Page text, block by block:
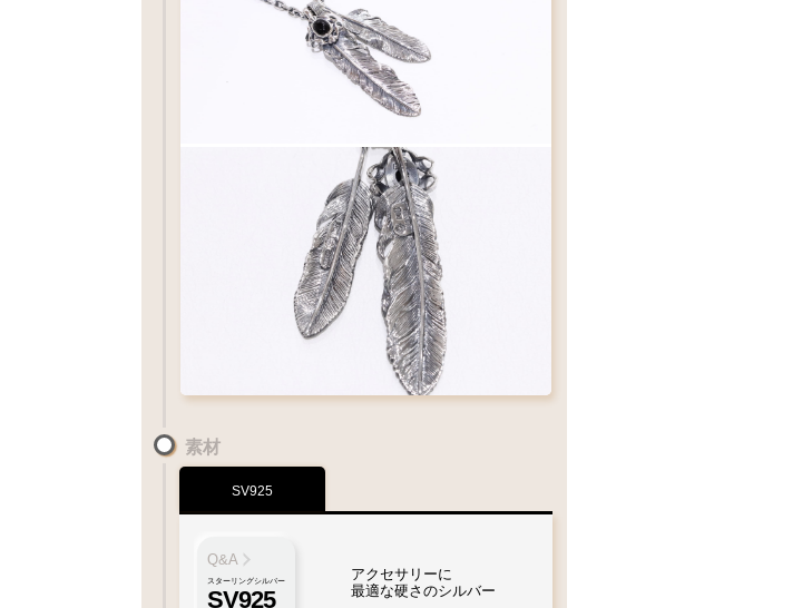
フェザーの重なり過ぎ防止に必須アイテム
サイズ
標準 サイズ
素材
SV925
Q&A
スターリングシルバー
SV925
アクセサリーに
最適な硬さのシルバー